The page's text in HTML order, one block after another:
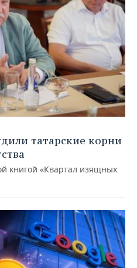
татарские корни
книгой «Квартал изящных